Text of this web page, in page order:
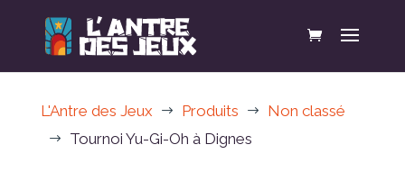
L'Antre des Jeux $ Produits $ Non classé
$ Tournoi Yu-Gi-Oh à Dignes